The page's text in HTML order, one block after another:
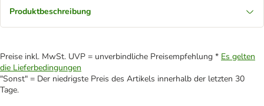
Produktbeschreibung
Preise inkl. MwSt. UVP = unverbindliche Preisempfehlung * Es gelten
die Lieferbedingungen
"Sonst" = Der niedrigste Preis des Artikels innerhalb der letzten 30
Tage.